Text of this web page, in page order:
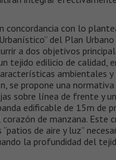
concordancia con lo
del Plan
a dos objetivos
tejido edilicio de calidad,
ambientales y
se propone una normativa
sobre línea de frente y
edificable de 15m de
de manzana. Este
de aire y luz”
la profundidad del